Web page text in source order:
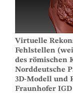
Virtuelle
Fehlstellen
des römischen
Norddeutsche
3D-Modell und
Fraunhofer IGD